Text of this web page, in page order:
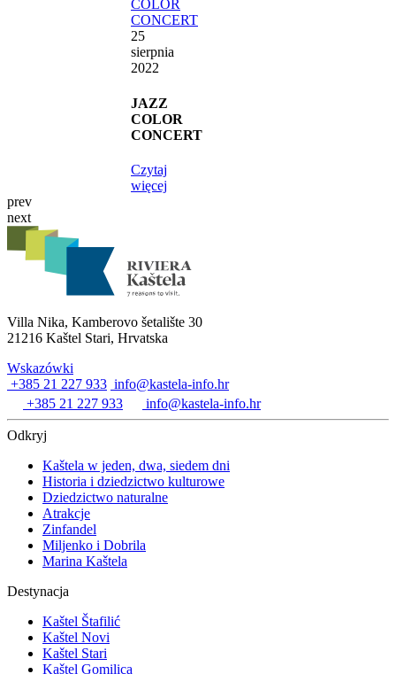
25
sierpnia
2022
JAZZ
COLOR
CONCERT
Czytaj
więcej
prev
next
Villa Nika, Kamberovo šetalište 30
21216 Kaštel Stari, Hrvatska
Wskazówki
+385 21 227 933 info@kastela-info.hr
+385 21 227 933
info@kastela-info.hr
Odkryj
Kaštela w jeden, dwa, siedem dni
Historia i dziedzictwo kulturowe
Dziedzictwo naturalne
Atrakcje
Zinfandel
Miljenko i Dobrila
Marina Kaštela
Destynacja
Kaštel Štafilić
Kaštel Novi
Kaštel Stari
Kaštel Gomilica